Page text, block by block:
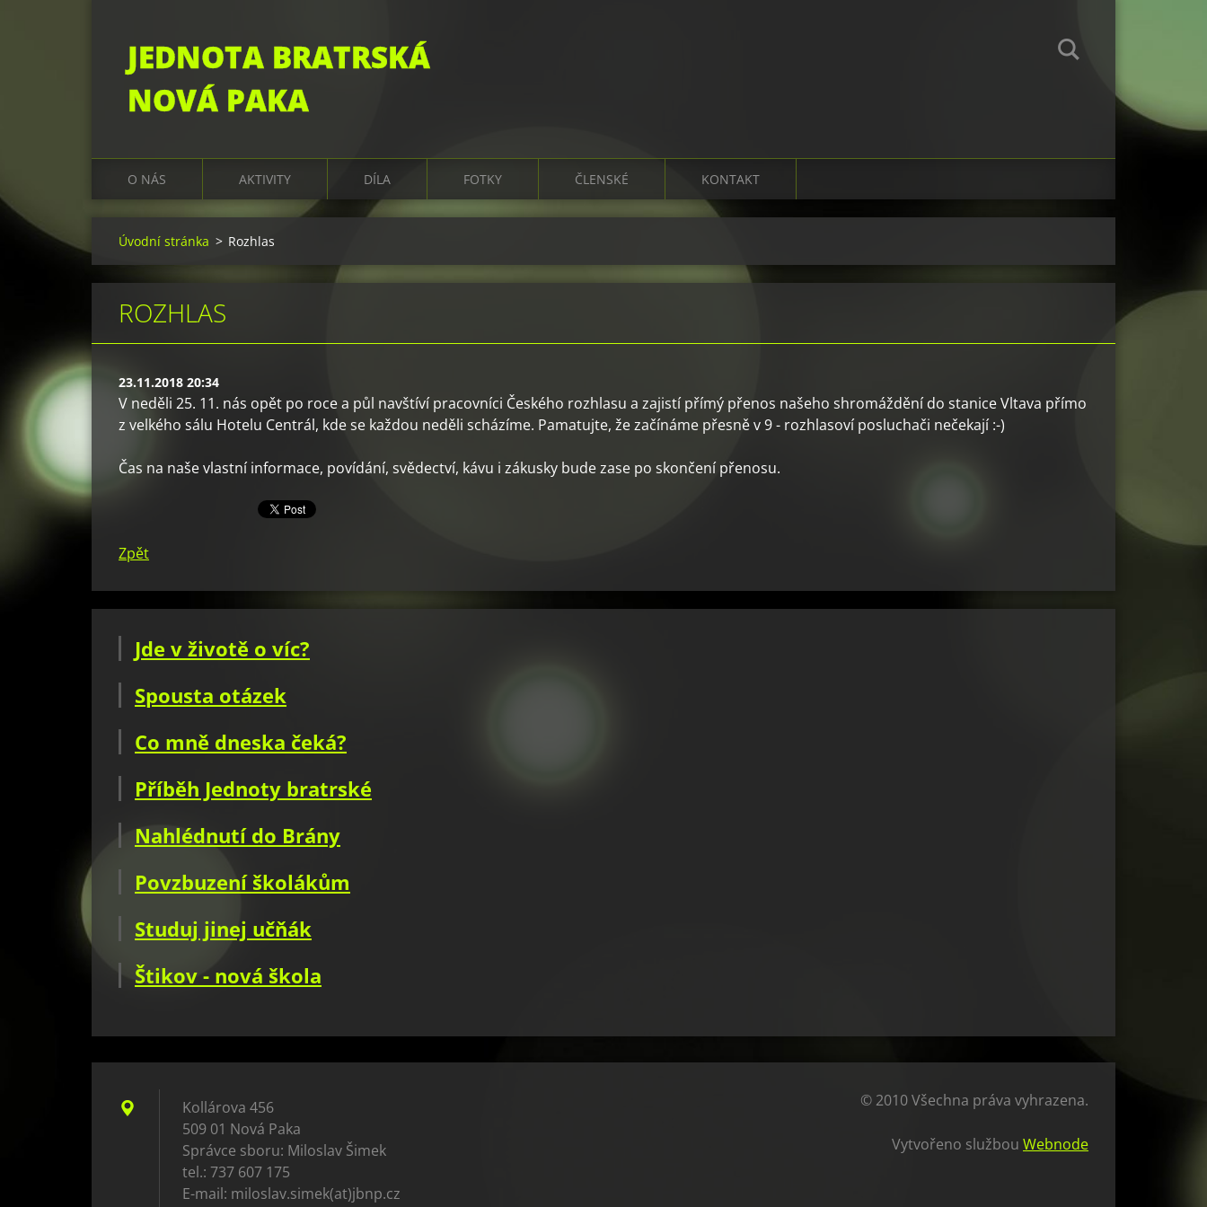
JEDNOTA BRATRSKÁ
NOVÁ PAKA
O NÁS AKTIVITY DÍLA FOTKY ČLENSKÉ KONTAKT
Úvodní stránka > Rozhlas
ROZHLAS
23.11.2018 20:34
V neděli 25. 11. nás opět po roce a půl navštíví pracovníci Českého rozhlasu a zajistí přímý přenos našeho shromáždění do stanice Vltava přímo
z velkého sálu Hotelu Centrál, kde se každou neděli scházíme. Pamatujte, že začínáme přesně v 9 - rozhlasoví posluchači nečekají :-)
Čas na naše vlastní informace, povídání, svědectví, kávu i zákusky bude zase po skončení přenosu.
Zpět
Jde v životě o víc?
Spousta otázek
Co mně dneska čeká?
Příběh Jednoty bratrské
Nahlédnutí do Brány
Povzbuzení školákům
Studuj jinej učňák
Štikov - nová škola
Kollárova 456
509 01 Nová Paka
Správce sboru: Miloslav Šimek
tel.: 737 607 175
E-mail: miloslav.simek(at)jbnp.cz
© 2010 Všechna práva vyhrazena.
Vytvořeno službou Webnode